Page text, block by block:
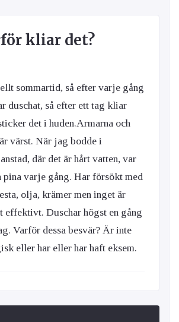
kliar det?
sommartid, så efter varje gång
duschat, så efter ett tag kliar
det i huden.Armarna och
värst. När jag bodde i
där det är hårt vatten, var
pina varje gång. Har försökt med
olja, krämer men inget är
Duschar högst en gång
Varför dessa besvär? Är inte
eller har eller har haft eksem.